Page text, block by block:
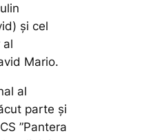
și cel
al
Mario.
al
parte și
”Pantera